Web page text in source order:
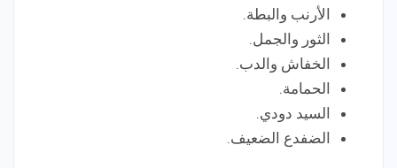
الأرنب والبطة.
الثور والجمل.
الخفاش والدب.
الحمامة.
السيد دودي.
الضفدع الضعيف.